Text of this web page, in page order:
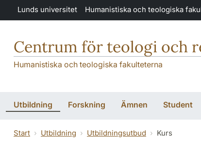
Hoppa till huvudinnehåll
Lunds universitet Humanistiska och teologiska
Centrum för teologi och
Humanistiska och teologiska fakulteterna
Utbildning Forskning Ämnen Student
Start Utbildning Utbildningsutbud Kurs